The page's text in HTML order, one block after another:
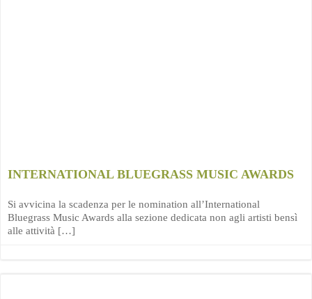
INTERNATIONAL BLUEGRASS MUSIC AWARDS
Si avvicina la scadenza per le nomination all’International
Bluegrass Music Awards alla sezione dedicata non agli artisti bensì
alle attività […]